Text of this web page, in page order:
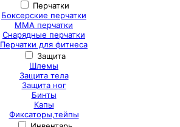
Перчатки
Боксерские перчатки
ММА перчатки
Снарядные перчатки
Перчатки для фитнеса
Защита
Шлемы
Защита тела
Защита ног
Бинты
Капы
Фиксаторы,тейпы